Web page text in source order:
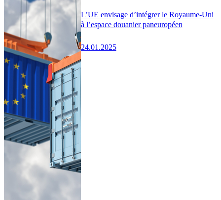
L’UE envisage d’intégrer le Royaume-Uni
à l’espace douanier paneuropéen
24.01.2025